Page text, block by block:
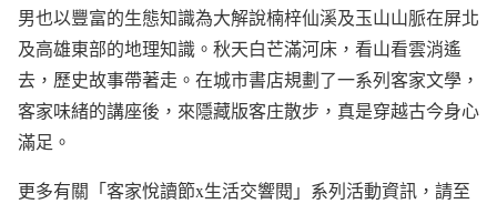
男也以豐富的生態知識為大解說楠梓仙溪及玉山山脈在屏北
及高雄東部的地理知識。秋天白芒滿河床，看山看雲消遙
去，歷史故事帶著走。在城市書店規劃了一系列客家文學，
客家味緒的講座後，來隱藏版客庄散步，真是穿越古今身心
滿足。
更多有關「客家悅讀節x生活交響閱」系列活動資訊，請至